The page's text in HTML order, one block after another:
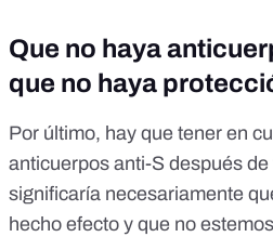
Que no haya
que no haya
Por último, hay que tener en
anticuerpos anti-S después
significaría necesariamente
hecho efecto y que no